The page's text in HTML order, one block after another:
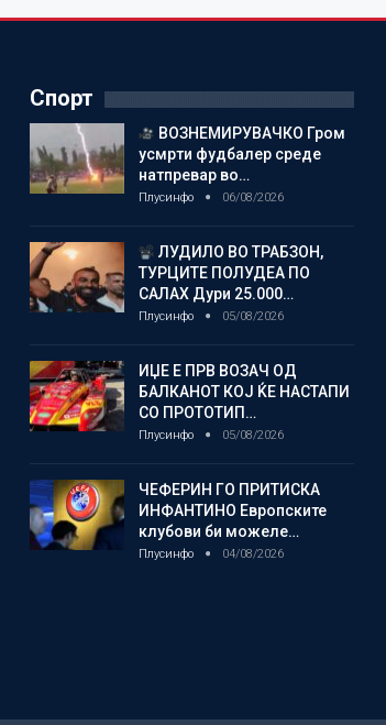
Спорт
ВОЗНЕМИРУВАЧКО Гром
усмрти фудбалер среде
натпревар во…
Плусинфо 06/08/2026
ЛУДИЛО ВО ТРАБЗОН,
ТУРЦИТЕ ПОЛУДЕА ПО
САЛАХ Дури 25.000…
Плусинфо 05/08/2026
ИЏЕ Е ПРВ ВОЗАЧ ОД
БАЛКАНОТ КОЈ ЌЕ НАСТАПИ
СО ПРОТОТИП…
Плусинфо 05/08/2026
ЧЕФЕРИН ГО ПРИТИСКА
ИНФАНТИНО Европските
клубови би можеле…
Плусинфо 04/08/2026